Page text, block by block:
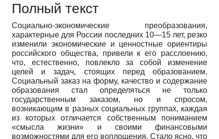
Полный текст
Социально-экономические преобразования,
характерные для России последних 10—15 лет, резко
изменили экономические и ценностные ориентиры
российского общества, привели к его расслоению,
что, естественно, повлекло за собой изменение
целей и задач, стоящих перед образованием.
Социальный заказ на форму, качество и содержание
образования стал определяться не только
государственным заказом, но и спросом,
возникающим в разных социальных группах, каждая
из которых отличается собственным пониманием
«смысла жизни» и своими финансовыми
возможностями для его воплощения. Стало ясно, что